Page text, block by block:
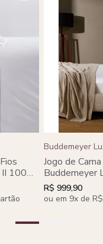
100%
Buddemeyer
Jogo de
Buddemeyer
Algodão
3 peças
R$ 999,90
ou em 9x de